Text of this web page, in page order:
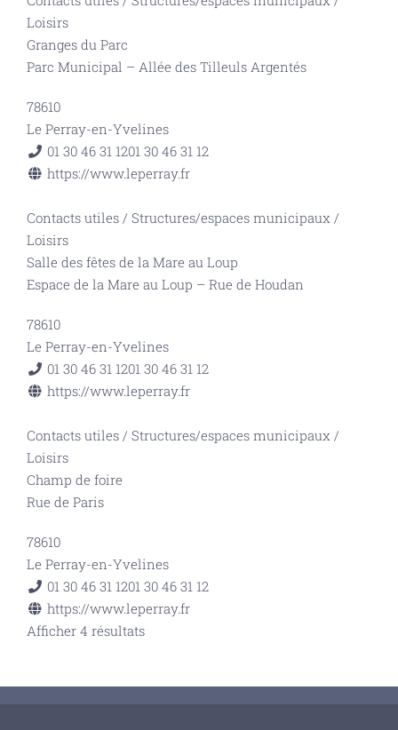
Loisirs
Granges du Parc
Parc Municipal – Allée des Tilleuls Argentés
78610
Le Perray-en-Yvelines
01 30 46 31 1201 30 46 31 12
https://www.leperray.fr
Contacts utiles / Structures/espaces municipaux /
Loisirs
Salle des fêtes de la Mare au Loup
Espace de la Mare au Loup – Rue de Houdan
78610
Le Perray-en-Yvelines
01 30 46 31 1201 30 46 31 12
https://www.leperray.fr
Contacts utiles / Structures/espaces municipaux /
Loisirs
Champ de foire
Rue de Paris
78610
Le Perray-en-Yvelines
01 30 46 31 1201 30 46 31 12
https://www.leperray.fr
Afficher 4 résultats